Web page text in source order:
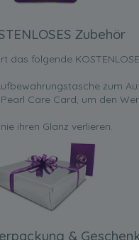
Zubehör
das folgende
zum
Care Card, um den
ihren Glanz verlieren.
&